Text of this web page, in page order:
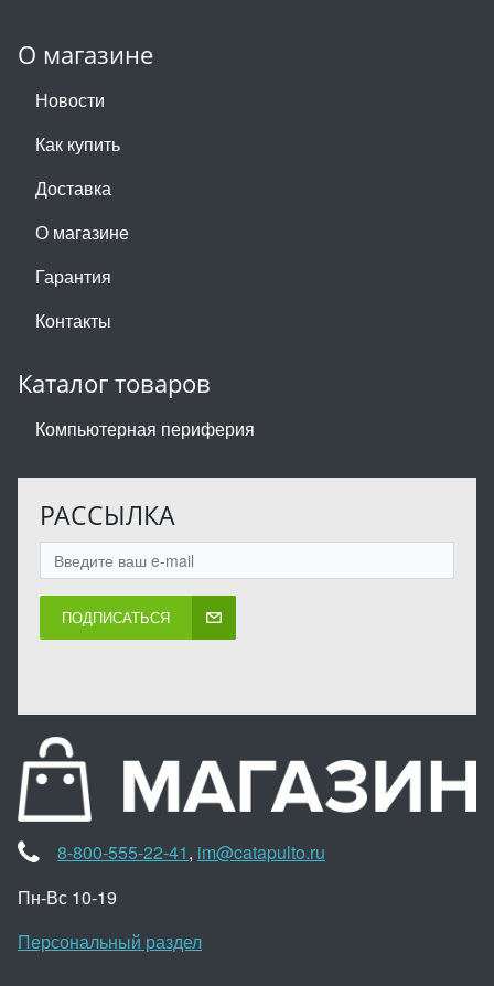
О магазине
Новости
Как купить
Доставка
О магазине
Гарантия
Контакты
Каталог товаров
Компьютерная периферия
РАССЫЛКА
ПОДПИСАТЬСЯ
8-800-555-22-41, im@catapulto.ru
Пн-Вс 10-19
Персональный раздел